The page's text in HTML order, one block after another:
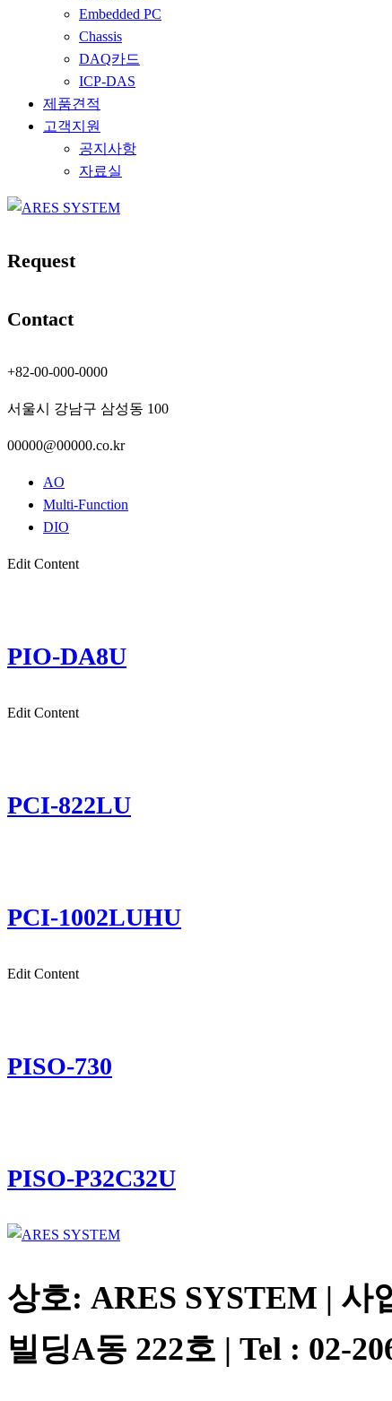
Embedded PC
Chassis
DAQ카드
ICP-DAS
제품견적
고객지원
공지사항
자료실
Request
Contact
+82-00-000-0000
서울시 강남구 삼성동 100
00000@00000.co.kr
AO
Multi-Function
DIO
Edit Content
PIO-DA8U
Edit Content
PCI-822LU
PCI-1002LUHU
Edit Content
PISO-730
PISO-P32C32U
상호: ARES SYSTEM | 사
빌딩A동 222호 | Tel : 02-